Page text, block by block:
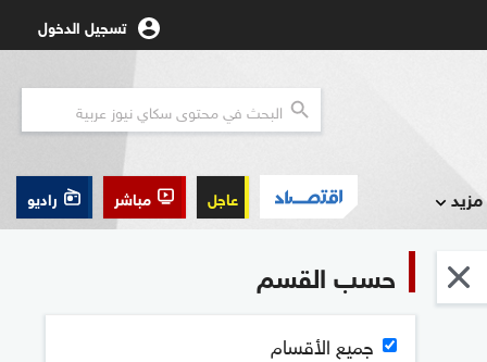
تسجيل الدخول
مزيد عاجل مباشر راديو
حسب القسم
جميع الأقسام